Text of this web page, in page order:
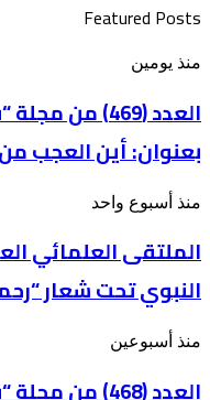
Featured Posts
العدد
من
مجلة
“فلسطين
في
بعنوان: أين
من
يجري
فلسطين
منذ يومين
العدد (469)
بعنوان: أين العجب
الملتقى
العالمي
يدعو
إلى
إحياء
المولد
النبوي
شعار
منذ أسبوع واحد
الملتقى العلمائي
النبوي تحت شعار
العدد
من
منذ أسبوعين
العدد (468)